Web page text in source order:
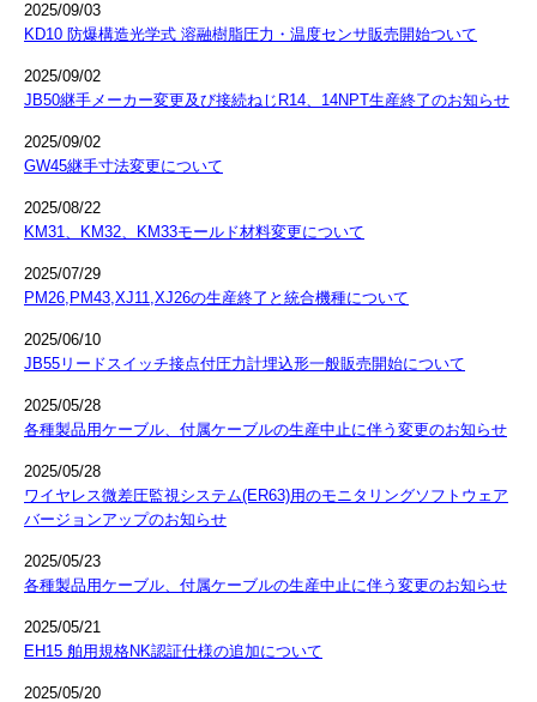
2025/09/03
KD10 防爆構造光学式 溶融樹脂圧力・温度センサ販売開始ついて
2025/09/02
JB50継手メーカー変更及び接続ねじR14、14NPT生産終了のお知らせ
2025/09/02
GW45継手寸法変更について
2025/08/22
KM31、KM32、KM33モールド材料変更について
2025/07/29
PM26,PM43,XJ11,XJ26の生産終了と統合機種について
2025/06/10
JB55リードスイッチ接点付圧力計埋込形一般販売開始について
2025/05/28
各種製品用ケーブル、付属ケーブルの生産中止に伴う変更のお知らせ
2025/05/28
ワイヤレス微差圧監視システム(ER63)用のモニタリングソフトウェア
バージョンアップのお知らせ
2025/05/23
各種製品用ケーブル、付属ケーブルの生産中止に伴う変更のお知らせ
2025/05/21
EH15 舶用規格NK認証仕様の追加について
2025/05/20